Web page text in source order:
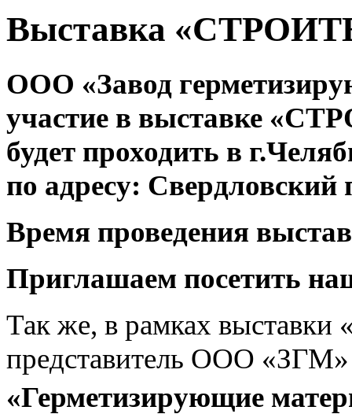
Выставка
ООО «Завод
участие в выставке
будет проходить в
по адресу: Свердловский
Время проведения
Приглашаем посетить
Так же, в рамках
представитель ООО «ЗГМ»
«Герметизирующие